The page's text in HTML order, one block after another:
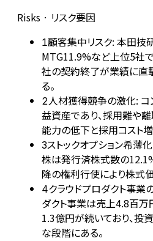
Risks · リスク要因
1顧客集中リスク: 本田技
MTG11.9%など上位5社
社の契約終了が業績に直
る。
2人材獲得競争の激化: コ
益資産であり、採用難や
能力の低下と採用コスト
3ストックオプション希
株は発行済株式数の
降の権利行使により株式
4クラウドプロダクト事業
ダクト事業は売上4.8百万
1.3億円が続いており、投
な段階にある。